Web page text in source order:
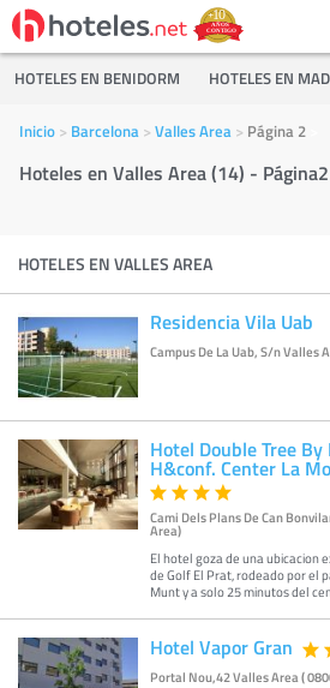
HOTELES EN BENIDORM HOTELES EN
Inicio Barcelona Valles Area Página 2
Hoteles en Valles Area (14) - Página2
HOTELES EN VALLES AREA
Residencia Vila Uab
Campus De La Uab, S/n Valles
Hotel Double Tree
H&conf. Center La
Cami Dels Plans De Can
Area)
El hotel goza de una ubicacion
de Golf El Prat, rodeado por el
Munt y a solo 25 minutos del
Hotel Vapor Gran
Portal Nou,42 Valles Area (